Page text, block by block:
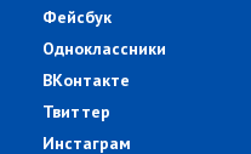
Фейсбук
Одноклассники
ВКонтакте
Твиттер
Инстаграм